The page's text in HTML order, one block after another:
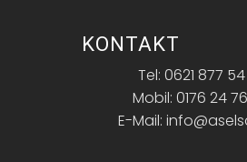
KONTAKT
Tel: 0621 877 54
Mobil: 0176 24 76
E-Mail: